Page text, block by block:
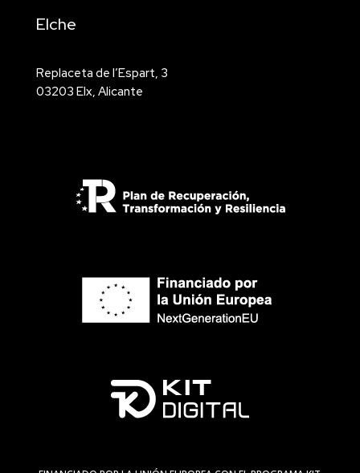
Elche
Replaceta de l’Espart, 3
03203 Elx, Alicante